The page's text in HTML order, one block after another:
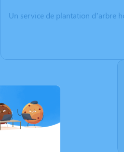
Un service de plantation d’arbre